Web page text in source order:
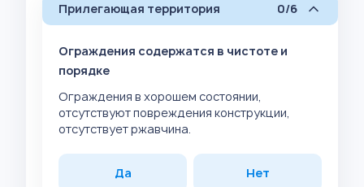
Прилегающая территория 0/6
Ограждения содержатся в чистоте и
порядке
Ограждения в хорошем состоянии,
отсутствуют повреждения конструкции,
отсутствует ржавчина.
Да Нет